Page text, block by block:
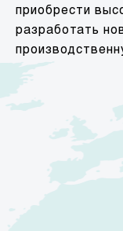
приобрести
разработать